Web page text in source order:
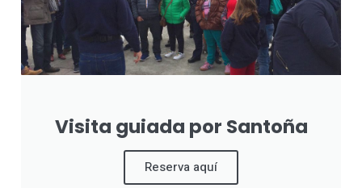
Visita guiada por Santoña
Reserva aquí